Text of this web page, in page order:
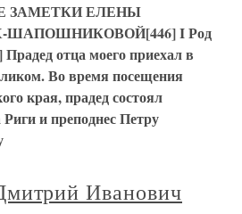
ЗАМЕТКИ ЕЛЕНЫ
I Род
отца моего приехал в
Во время посещения
края, прадед состоял
и преподнес Петру
Иванович